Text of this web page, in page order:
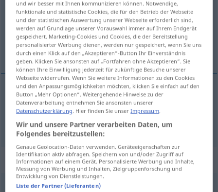
Übersicht aller Übersetzungen
(Für mehr Details die Übersetzung anklicken/antippen)
Begräbnis, Beerdigung
Begräbnisn sepoltura
Beerdigungf sepoltura
Synonyme für "sepoltura"
und wir besser mit Ihnen kommunizieren können. Notwendige,
funktionale und statistische Cookies, die für den Betrieb der Webseite
und der statistischen Auswertung unserer Webseite erforderlich sind,
werden auf Grundlage unserer Vorauswahl immer auf Ihrem Endgerät
gespeichert. Marketing-Cookies und Cookies, die der Bereitstellung
personalisierter Werbung dienen, werden nur gespeichert, wenn Sie uns
durch einen Klick auf den „Akzeptieren“-Button Ihr Einverständnis
geben. Klicken Sie ansonsten auf „Fortfahren ohne Akzeptieren“. Sie
können Ihre Einwilligung jederzeit für zukünftige Besuche unserer
Webseite widerrufen. Wenn Sie weitere Informationen zu den Cookies
und den Anpassungsmöglichkeiten möchten, klicken Sie einfach auf den
Button „Mehr Optionen“. Weitergehende Hinweise zu der
Datenverarbeitung entnehmen Sie ansonsten unserer
Datenschutzerklärung. Hier finden Sie unserImpressum.
Wir und unsere Partner verarbeiten Daten, um
Folgendes bereitzustellen:
Genaue Geolocation-Daten verwenden. Geräteeigenschaften zur
Identifikation aktiv abfragen. Speichern von und/oder Zugriff auf
Informationen auf einem Gerät. Personalisierte Werbung und Inhalte,
Messung von Werbung und Inhalten, Zielgruppenforschung und
Entwicklung von Dienstleistungen.
Liste der Partner (Lieferanten)